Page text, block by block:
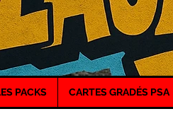
PACKS CARTES GRADÉS PSA